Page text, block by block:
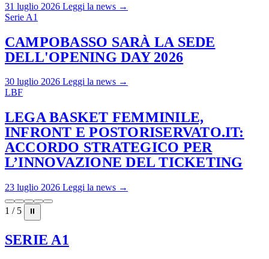
31 luglio 2026 Leggi la news →
Serie A1
CAMPOBASSO SARÀ LA SEDE
DELL'OPENING DAY 2026
30 luglio 2026 Leggi la news →
LBF
LEGA BASKET FEMMINILE,
INFRONT E POSTORISERVATO.IT:
ACCORDO STRATEGICO PER
L’INNOVAZIONE DEL TICKETING
23 luglio 2026 Leggi la news →
1 / 5 ⏸
SERIE A1